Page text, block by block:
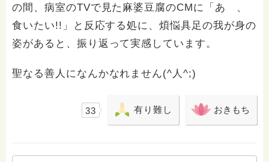
の間、病室のTVで見た麻婆豆腐のCMに「あゝ、
食いたい!!」と反応する処に、煩悩具足の我が身の
姿があると、振り返って実感しています。
聖なる善人になんかなれません(^人^;)
33 有り難し おきもち